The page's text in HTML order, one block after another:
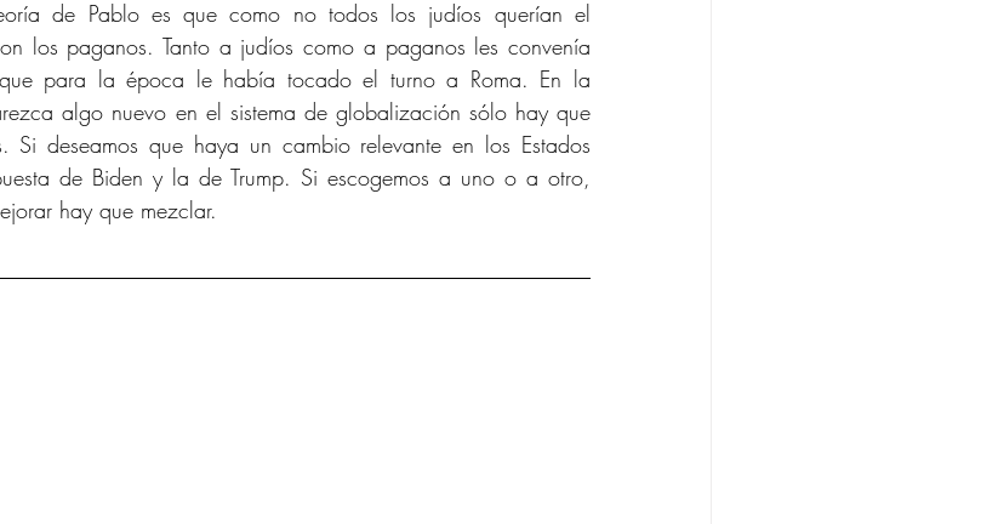
de Pablo es que como no todos los judíos querían el
los paganos. Tanto a judíos como a paganos les convenía
para la época le había tocado el turno a Roma. En la
algo nuevo en el sistema de globalización sólo hay que
Si deseamos que haya un cambio relevante en los Estados
de Biden y la de Trump. Si escogemos a uno o a otro,
hay que mezclar.